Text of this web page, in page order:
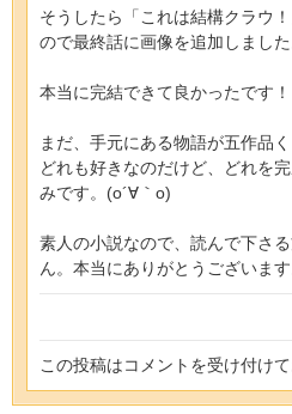
そうしたら「これは結構クラウ
ので最終話に画像を追加しました
本当に完結できて良かったです！
まだ、手元にある物語が五作品く
どれも好きなのだけど、どれを
みです。(o´∀｀o)
素人の小説なので、読んで下さ
ん。本当にありがとうございます
この投稿はコメントを受け付け